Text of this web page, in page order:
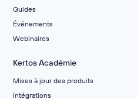
Guides
Événements
Webinaires
Kertos Académie
Mises à jour des produits
Intégrations